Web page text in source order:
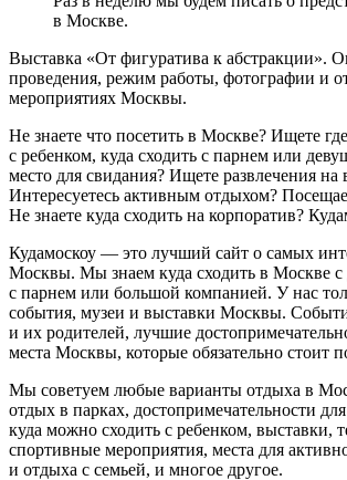
в Москве.
Выставка «От фигуратива к абстракции».
проведения, режим работы, фотографии и
мероприятиях Москвы.
Не знаете что посетить в Москве? Ищете
с ребенком, куда сходить с парнем или
место для свидания? Ищете развлечения на
Интересуетесь активным отдыхом?
Не знаете куда сходить на корпоратив?
Кудамоскоу — это лучший сайт о самых
Москвы. Мы знаем куда сходить в Москве с
с парнем или большой компанией. У нас
события, музеи и выставки Москвы.
и их родителей, лучшие
места Москвы, которые обязательно стоит
Мы советуем любые варианты отдыха в
отдых в парках, достопримечательности
куда можно сходить с ребенком, выставки,
спортивные мероприятия, места для
и отдыха с семьей, и многое другое.